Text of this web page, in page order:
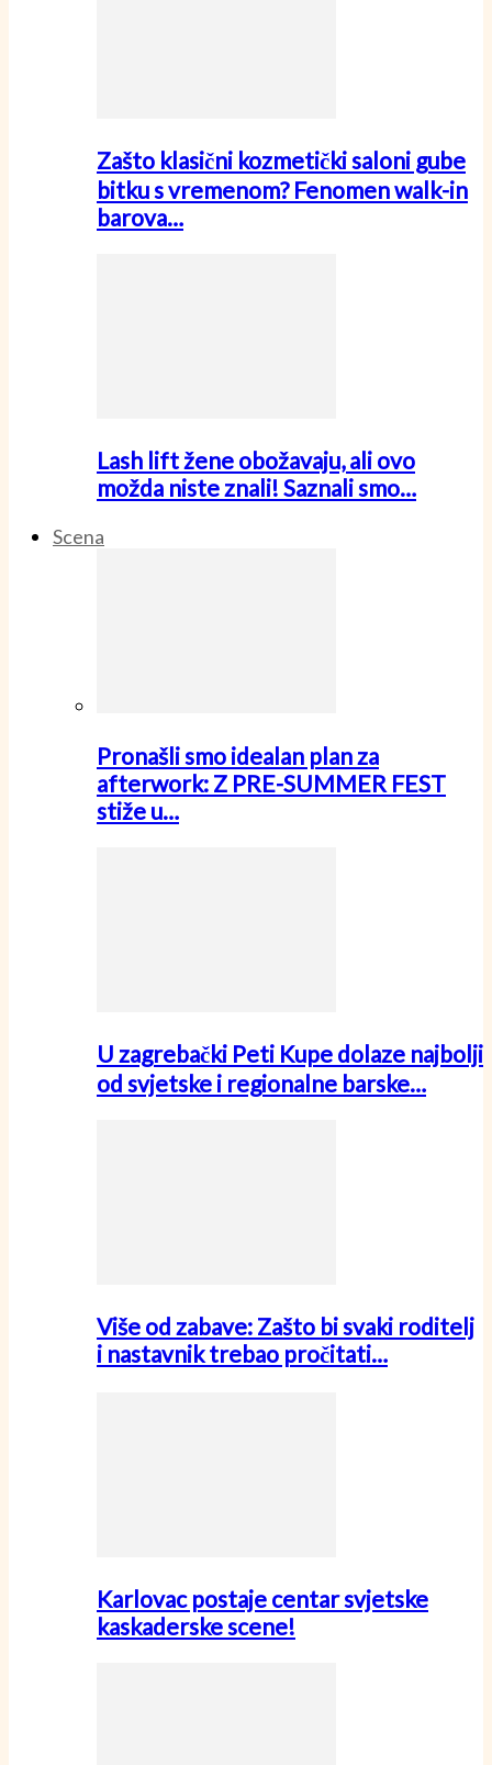
Zašto klasični kozmetički saloni gube
bitku s vremenom? Fenomen walk-in
barova…
Lash lift žene obožavaju, ali ovo
možda niste znali! Saznali smo…
Scena
Pronašli smo idealan plan za
afterwork: Z PRE-SUMMER FEST
stiže u…
U zagrebački Peti Kupe dolaze najbolji
od svjetske i regionalne barske…
Više od zabave: Zašto bi svaki roditelj
i nastavnik trebao pročitati…
Karlovac postaje centar svjetske
kaskaderske scene!